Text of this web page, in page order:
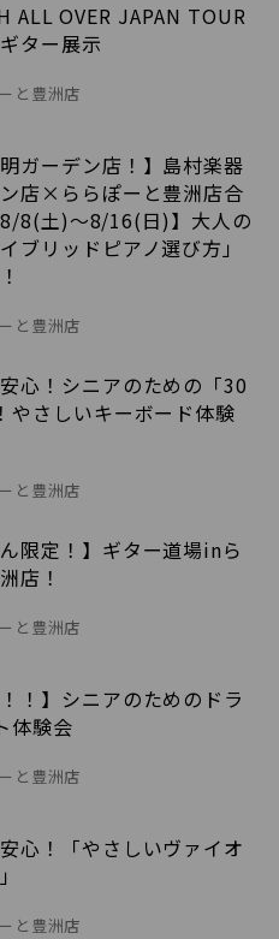
ALL OVER JAPAN TOUR
ター展示
と豊洲店
明ガーデン店！】島村楽器
店×ららぽーと豊洲店合
8(土)～8/16(日)】大人の
ブリッドピアノ選び方」
と豊洲店
心！シニアのための「30
やさしいキーボード体験
と豊洲店
ん限定！】ギター道場inら
店！
と豊洲店
！！】シニアのためのドラ
体験会
と豊洲店
心！「やさしいヴァイオ
と豊洲店